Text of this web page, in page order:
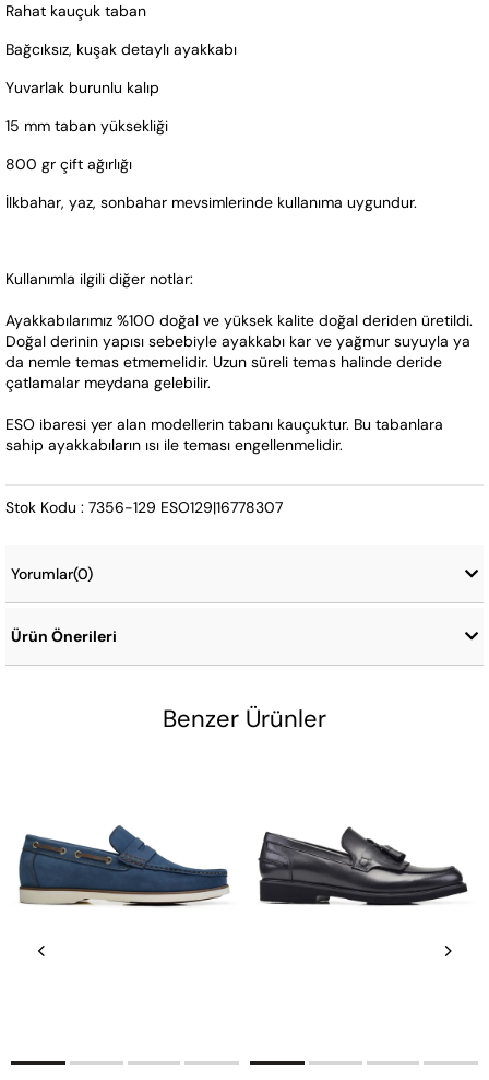
Rahat kauçuk taban
Bağcıksız, kuşak detaylı ayakkabı
Yuvarlak burunlu kalıp
15 mm taban yüksekliği
800 gr çift ağırlığı
İlkbahar, yaz, sonbahar mevsimlerinde kullanıma uygundur.
Kullanımla ilgili diğer notlar:
Ayakkabılarımız %100 doğal ve yüksek kalite doğal deriden üretildi.
Doğal derinin yapısı sebebiyle ayakkabı kar ve yağmur suyuyla ya
da nemle temas etmemelidir. Uzun süreli temas halinde deride
çatlamalar meydana gelebilir.
ESO ibaresi yer alan modellerin tabanı kauçuktur. Bu tabanlara
sahip ayakkabıların ısı ile teması engellenmelidir.
Stok Kodu : 7356-129 ESO129|16778307
Yorumlar(0)
Ürün Önerileri
Benzer Ürünler